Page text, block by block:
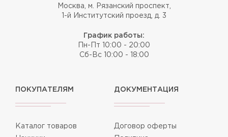
Москва, м. Рязанский проспект,
1-й Институтский проезд, д. 3
График работы:
Пн-Пт 10:00 - 20:00
Сб-Вс 10:00 - 18:00
ПОКУПАТЕЛЯМ
Каталог товаров
ДОКУМЕНТАЦИЯ
Договор оферты